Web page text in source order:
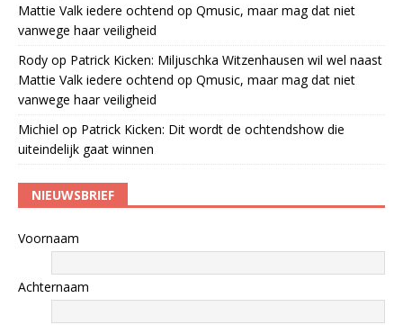
Mattie Valk iedere ochtend op Qmusic, maar mag dat niet
vanwege haar veiligheid
Rody op Patrick Kicken: Miljuschka Witzenhausen wil wel naast
Mattie Valk iedere ochtend op Qmusic, maar mag dat niet
vanwege haar veiligheid
Michiel op Patrick Kicken: Dit wordt de ochtendshow die
uiteindelijk gaat winnen
NIEUWSBRIEF
Voornaam
Achternaam